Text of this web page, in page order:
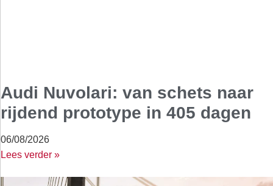
Audi Nuvolari: van schets naar
rijdend prototype in 405 dagen
06/08/2026
Lees verder »